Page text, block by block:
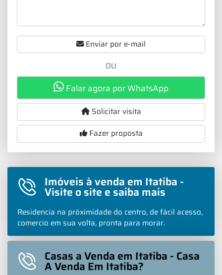
Enviar por e-mail
OU
Falar agora por WhatsApp
Solicitar visita
Fazer proposta
Imóveis à venda em Itatiba -
Visite o site e saiba mais
Residencia na próximidade do centro, de fácil acesso,
comercio em sua volta, pronta para morar.
Casas a Venda em Itatiba - Casa
A Venda Em Itatiba?